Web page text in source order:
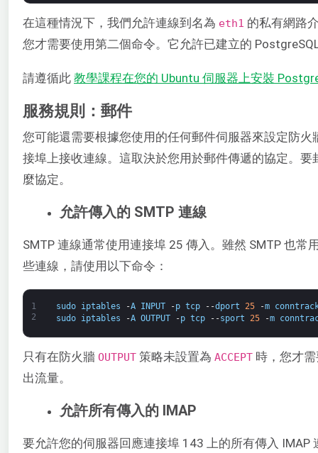
在這種情況下，我們允許連線到名為 eth1​ 的私有網路
您才需要使用第二個命令。它允許已建立的
請遵循此 教學課程在您的 Ubuntu 伺服器上安裝
服務規則：郵件
您可能還需要根據您使用的任何郵件伺服器來設定防火
接埠上接收連線。這取決於您用於郵件傳遞的協定。
麼協定。
允許傳入的 SMTP 連線
SMTP 連線通常使用連接埠 25 傳入。雖然 SMTP 也
些連線，請使用以下命令：
1
2
sudo iptables -A INPUT -p tcp --dport 25 -m
sudo
iptables -A OUTPUT -p tcp --sport 25 -m
只有在防火牆 OUTPUT​ 策略未設置為 ACCEPT 時，您才
出流量。
允許所有傳入的 IMAP
要允許您的伺服器回應連接埠 143 上的所有傳入 IMAP